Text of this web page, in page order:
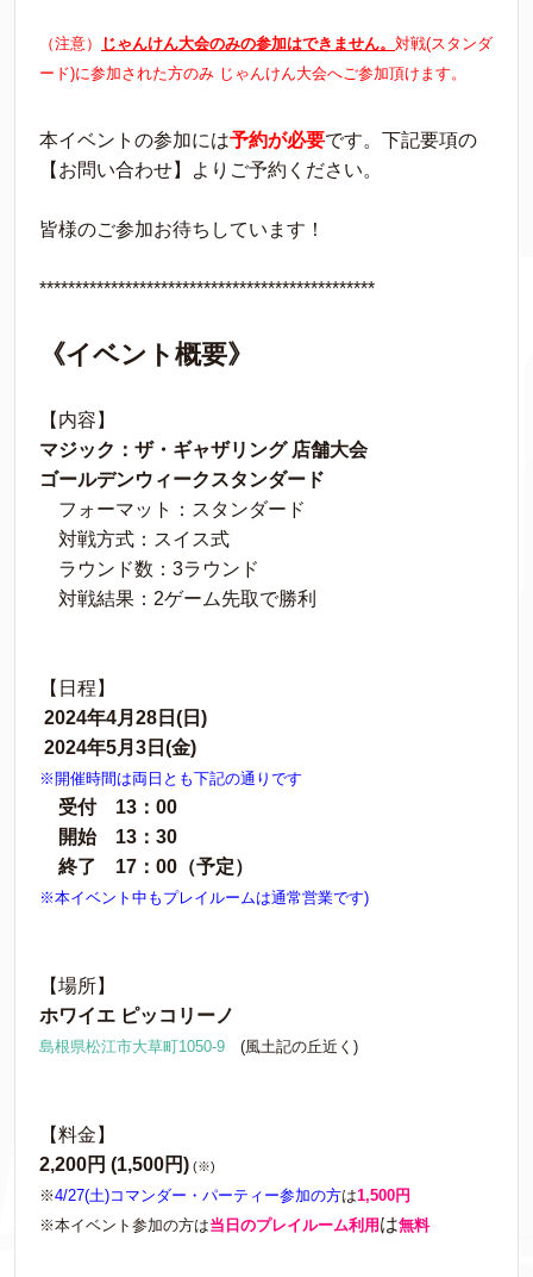
（注意） じゃんけん大会のみの参加はできません。 対戦(スタンダ
ード)に参加された方のみ じゃんけん大会へご参加頂けます。
本イベントの参加には予約が必要です。下記要項の
【お問い合わせ】よりご予約ください。
皆様のご参加お待ちしています！
***********************************************
《イベント概要》
【内容】
マジック：ザ・ギャザリング 店舗大会
ゴールデンウィークスタンダード
フォーマット：スタンダード
対戦方式：スイス式
ラウンド数：3ラウンド
対戦結果：2ゲーム先取で勝利
【日程】
2024年4月28日(日)
2024年5月3日(金)
※開催時間は両日とも下記の通りです
受付 13：00
開始 13：30
終了 17：00（予定）
※本イベント中もプレイルームは通常営業です)
【場所】
ホワイエ ピッコリーノ
島根県松江市大草町1050-9 (風土記の丘近く)
【料金】
2,200円 (1,500円) (※)
※4/27(土)コマンダー・パーティー参加の方は1,500円
※本イベント参加の方は当日のプレイルーム利用 は無料